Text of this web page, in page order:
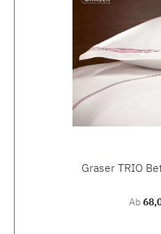
Graser TRIO
Ab